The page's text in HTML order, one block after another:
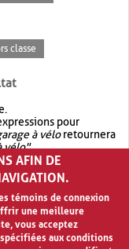
classe
pour
à véloretournera
vélo".
OR.garage OR vélo
garage à vélo
AFIN DE
témoins de connexion
une meilleure
vous acceptez
aux conditions